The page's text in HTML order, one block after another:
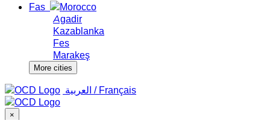
Fas
Agadir
Kazablanka
Fes
Marakeş
More cities
‏العربية ‏ / Français
×